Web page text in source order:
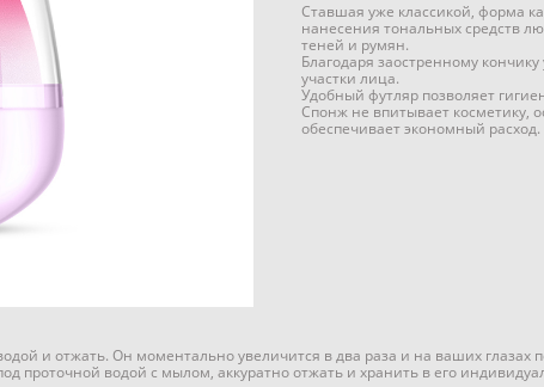
Ставшая уже классикой, форма
нанесения тональных средств
теней и румян.
Благодаря заостренному
участки лица.
Удобный футляр позволяет
Спонж не впитывает косметику,
обеспечивает экономный расход.
и отжать. Он моментально увеличится в два раза и на ваших глазах
проточной водой с мылом, аккуратно отжать и хранить в его